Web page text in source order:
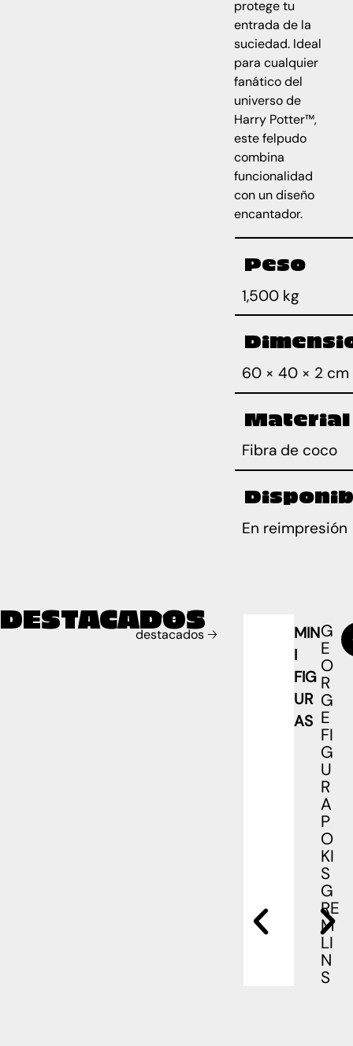
protege tu
entrada de la
suciedad. Ideal
para cualquier
fanático del
universo de
Harry Potter™,
este felpudo
combina
funcionalidad
con un diseño
encantador.
Peso
1,500 kg
60 × 40 × 2 cm
Material
Fibra de coco
En reimpresión
DESTACADOS
Todos los
destacados 🡢
MIN
I
FIG
UR
AS
G
E
O
R
G
E
FI
G
U
R
A
P
O
KI
S
G
RE
M
LI
N
S